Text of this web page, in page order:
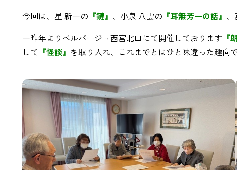
今回は、星 新一の 『鍵』 、小泉 八雲の 『耳無芳一の話』 、
一昨年よりベルパージュ西宮北口にて開催しております 『
して 『怪談』 を取り入れ、これまでとはひと味違った趣向